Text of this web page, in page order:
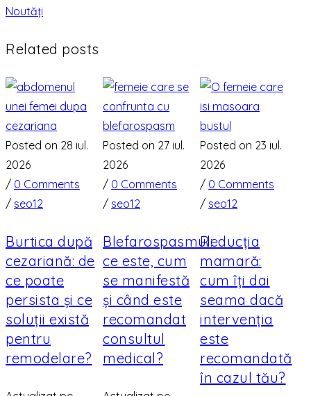
Noutăți
Related posts
Posted on 28 iul.
2026
/ 0 Comments
/ seo12
Burtica după
cezariană: de
ce poate
persista și ce
soluții există
pentru
remodelare?
Posted on 27 iul.
2026
/ 0 Comments
/ seo12
Blefarospasmul:
ce este, cum
se manifestă
și când este
recomandat
consultul
medical?
Posted on 23 iul.
2026
/ 0 Comments
/ seo12
Reducția
mamară:
cum îți dai
seama dacă
intervenția
este
recomandată
în cazul tău?